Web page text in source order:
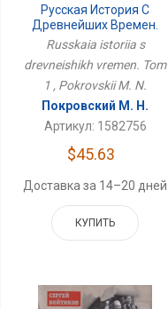
Русская История С
Древнейших Времен.
Том 1
Russkaia istoriia s
drevneishikh vremen. Tom
1 , Pokrovskii M. N.
Покровский М. Н.
Артикул: 1582756
$45.63
Доставка за 14–20 дней
КУПИТЬ